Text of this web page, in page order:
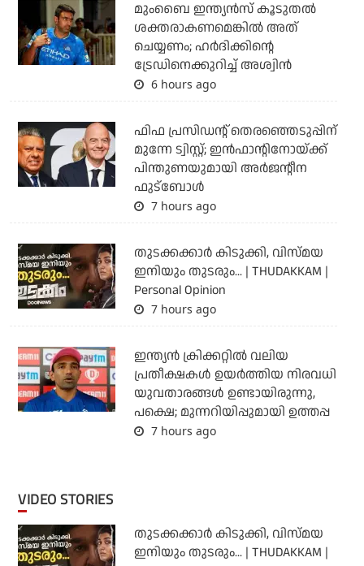
മുംബൈ ഇന്ത്യന്‍സ് കൂടുതല്‍
ശക്തരാകണമെങ്കില്‍ അത്
ചെയ്യണം; ഹര്‍ദിക്കിന്റെ
ട്രേഡിനെക്കുറിച്ച് അശ്വിന്‍
6 hours ago
ഫിഫ പ്രസിഡന്റ് തെരഞ്ഞെടുപ്പിന്
മുന്നേ ട്വിസ്റ്റ്; ഇന്‍ഫാന്റിനോയ്ക്ക്
പിന്തുണയുമായി അര്‍ജന്റീന
ഫുട്‌ബോള്‍
7 hours ago
തുടക്കക്കാര്‍ കിടുക്കി, വിസ്മയ
ഇനിയും തുടരും... | THUDAKKAM |
Personal Opinion
7 hours ago
ഇന്ത്യന്‍ ക്രിക്കറ്റില്‍ വലിയ
പ്രതീക്ഷകള്‍ ഉയര്‍ത്തിയ നിരവധി
യുവതാരങ്ങള്‍ ഉണ്ടായിരുന്നു,
പക്ഷെ; മുന്നറിയിപ്പുമായി ഉത്തപ്പ
7 hours ago
VIDEO STORIES
തുടക്കക്കാര്‍ കിടുക്കി, വിസ്മയ
ഇനിയും തുടരും... | THUDAKKAM |